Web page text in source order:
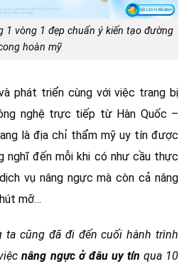
1 vòng 1 đẹp chuẩn ý kiến tạo đường
hoàn mỹ
phát triển cùng với việc trang bị
nghệ trực tiếp từ Hàn Quốc –
là địa chỉ thẩm mỹ uy tín được
nghĩ đến mỗi khi có như cầu thực
vụ nâng ngực mà còn cả nâng
mỡ…
ta cũng đã đi đến cuối hành trình
nâng ngực ở đâu uy tín qua 10